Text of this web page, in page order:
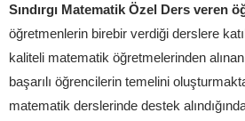
Sındırgı Matematik Özel Ders veren
öğretmenlerin birebir verdiği derslere
kaliteli matematik öğretmelerinden
başarılı öğrencilerin temelini
matematik derslerinde destek